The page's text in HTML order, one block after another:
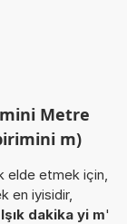
Metre
m)
elde etmek için,
en iyisidir,
Işık dakika yi m'